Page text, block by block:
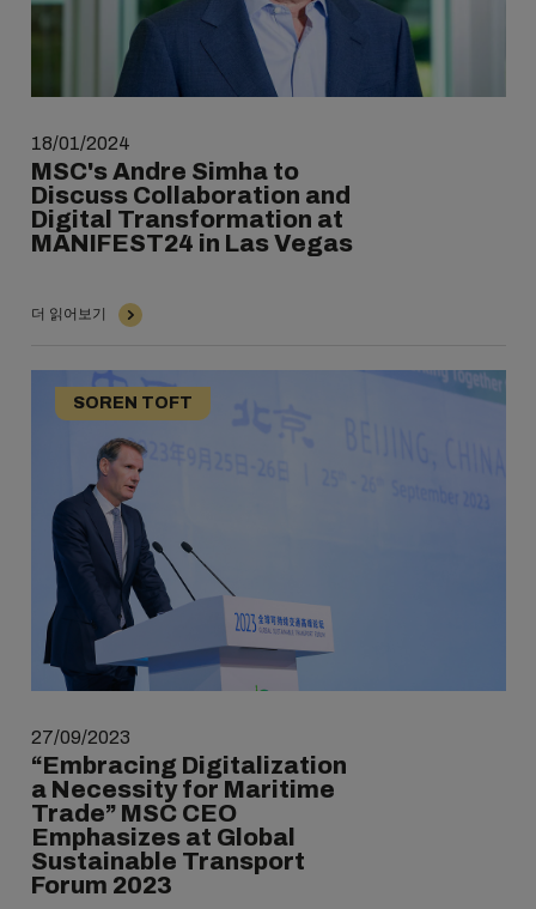
18/01/2024
MSC's Andre Simha to
Discuss Collaboration and
Digital Transformation at
MANIFEST24 in Las Vegas
더 읽어보기
SOREN TOFT
27/09/2023
“Embracing Digitalization
a Necessity for Maritime
Trade” MSC CEO
Emphasizes at Global
Sustainable Transport
Forum 2023